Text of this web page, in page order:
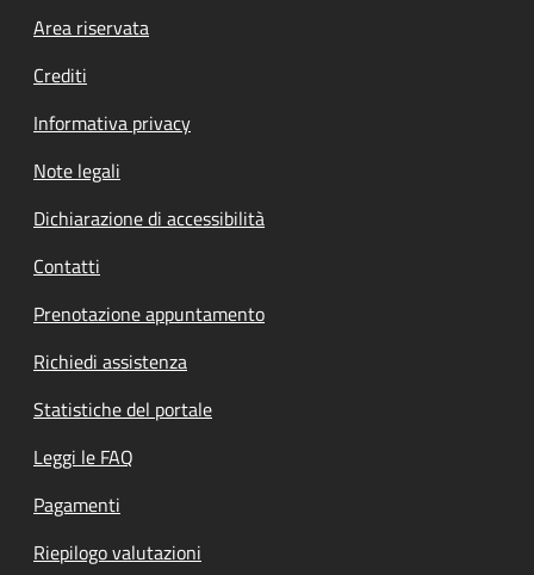
Footer menu
Area riservata
Crediti
Informativa privacy
Note legali
Dichiarazione di accessibilità
Contatti
Prenotazione appuntamento
Richiedi assistenza
Statistiche del portale
Leggi le FAQ
Pagamenti
Riepilogo valutazioni